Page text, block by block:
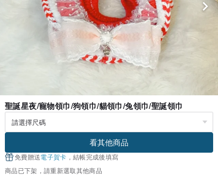
聖誕星夜/寵物領巾/狗領巾/貓領巾/兔領巾/聖誕領巾
看其他商品
免費贈送電子賀卡 ，結帳完成後填寫
商品已下架，請重新選取其他商品